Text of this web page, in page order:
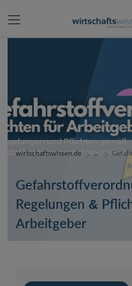
wirtschaftswissen.de
Regelungen &
Arbeitgeber